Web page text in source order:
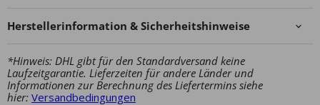
Herstellerinformation & Sicherheitshinweise
*Hinweis: DHL gibt für den Standardversand keine
Laufzeitgarantie. Lieferzeiten für andere Länder und
Informationen zur Berechnung des Liefertermins siehe
hier: Versandbedingungen